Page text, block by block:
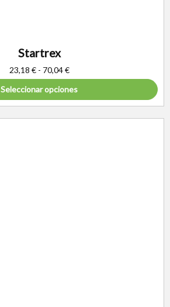
Startrex
23,18 € - 70,04€
Seleccionar opciones